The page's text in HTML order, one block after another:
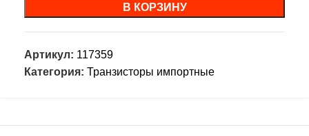
В КОРЗИНУ
Артикул: 117359
Категория: Транзисторы импортные